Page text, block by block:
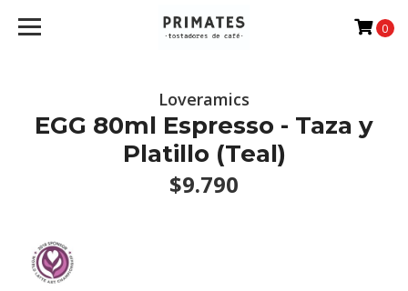
0
Loveramics
EGG 80ml Espresso - Taza y
Platillo (Teal)
$9.790